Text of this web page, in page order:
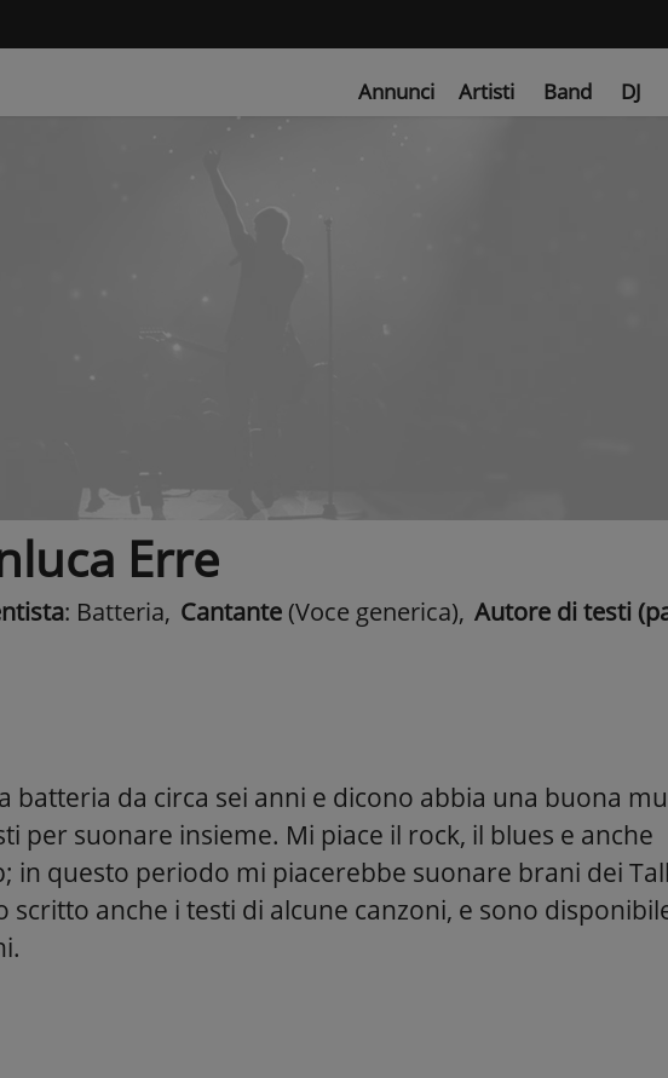
Annunci Artisti Band DJ
Erre
: Batteria, Cantante (Voce generica), Autore di testi
batteria da circa sei anni e dicono abbia una buona
per suonare insieme. Mi piace il rock, il blues e anche
in questo periodo mi piacerebbe suonare brani dei
scritto anche i testi di alcune canzoni, e sono